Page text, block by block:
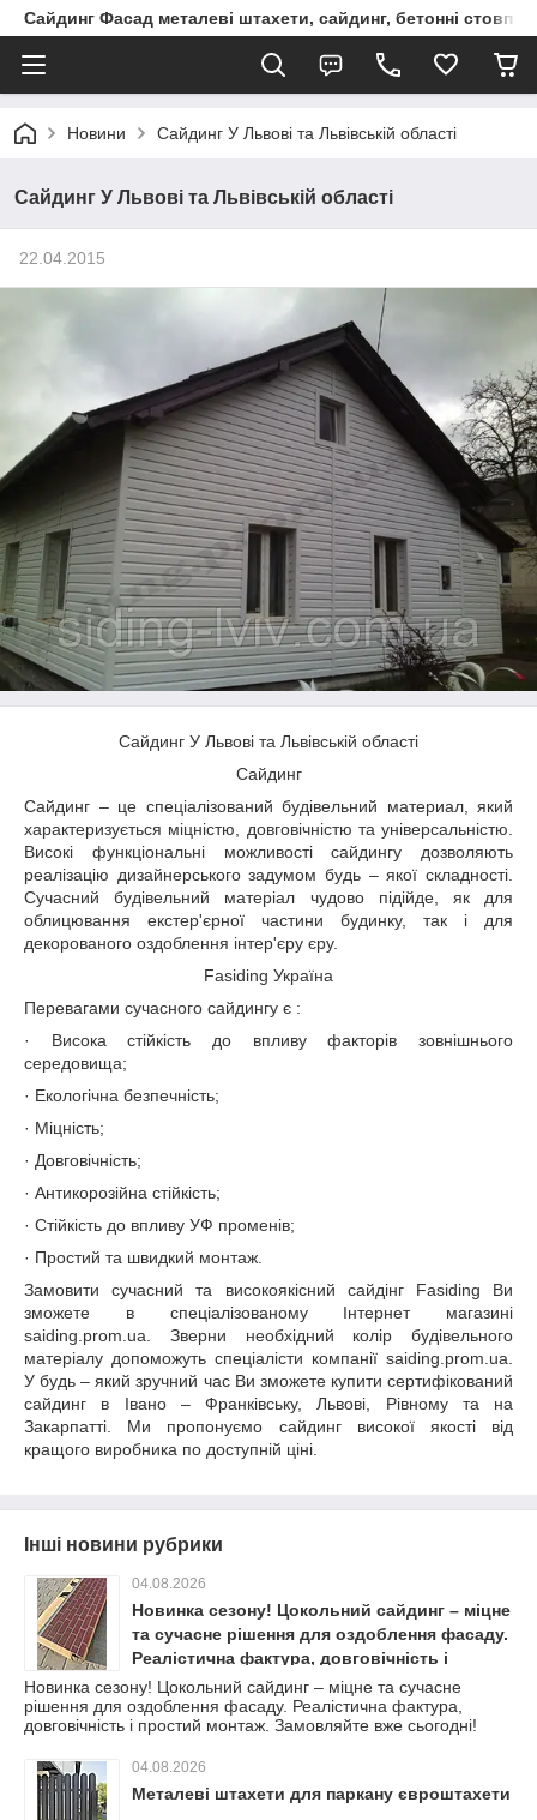
Сайдинг Фасад металеві штахети, сайдинг, бетонні
Новини Сайдинг У Львові та Львівській області
Сайдинг У Львові та Львівській області
22.04.2015
Сайдинг У Львові та Львівській області
Сайдинг
Сайдинг – це спеціалізований будівельний материал, який
характеризується міцністю, довговічністю та універсальністю.
Високі функціональні можливості сайдингу дозволяють
реалізацію дизайнерського задумом будь – якої складності.
Сучасний будівельний матеріал чудово підійде, як для
облицювання екстер'єрної частини будинку, так і для
декорованого оздоблення інтер'єру єру.
Fasiding Україна
Перевагами сучасного сайдингу є :
· Висока стійкість до впливу факторів зовнішнього
середовища;
· Екологічна безпечність;
· Міцність;
· Довговічність;
· Антикорозійна стійкість;
· Стійкість до впливу УФ променів;
· Простий та швидкий монтаж.
Замовити сучасний та високоякісний сайдінг Fasiding Ви
зможете в спеціалізованому Інтернет магазині
saiding.prom.ua. Зверни необхідний колір будівельного
матеріалу допоможуть спеціалісти компанії saiding.prom.ua.
У будь – який зручний час Ви зможете купити сертифікований
сайдинг в Івано – Франківську, Львові, Рівному та на
Закарпатті. Ми пропонуємо сайдинг високої якості від
кращого виробника по доступній ціні.
Інші новини рубрики
04.08.2026
Новинка сезону! Цокольний сайдинг – міцне
та сучасне рішення для оздоблення фасаду.
Реалістична фактура, довговічність і
простий монтаж. Замовляйте вже сьогодні!
Новинка сезону! Цокольний сайдинг – міцне та сучасне
рішення для оздоблення фасаду. Реалістична фактура,
довговічність і простий монтаж. Замовляйте вже сьогодні!
04.08.2026
Металеві штахети для паркану євроштахети